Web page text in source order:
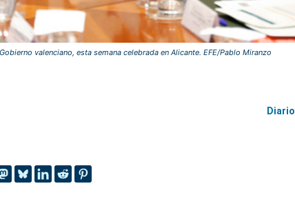
valenciano, esta semana celebrada en Alicante. EFE/Pablo Miranzo